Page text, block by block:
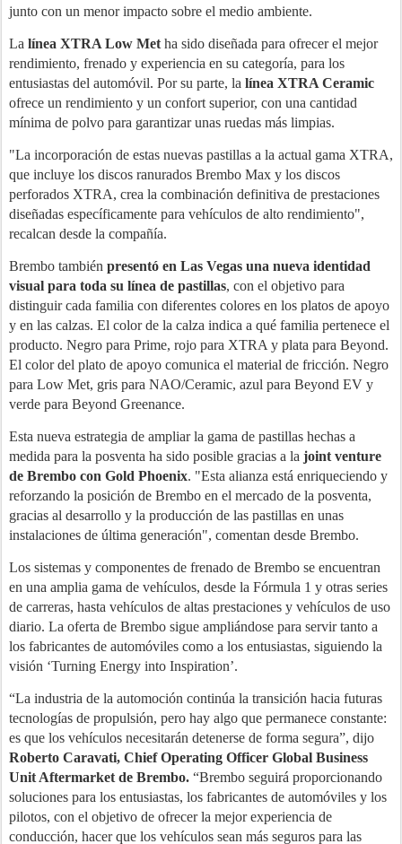
junto con un menor impacto sobre el medio ambiente.
La línea XTRA Low Met ha sido diseñada para ofrecer el mejor
rendimiento, frenado y experiencia en su categoría, para los
entusiastas del automóvil. Por su parte, la línea XTRA Ceramic
ofrece un rendimiento y un confort superior, con una cantidad
mínima de polvo para garantizar unas ruedas más limpias.
"La incorporación de estas nuevas pastillas a la actual gama XTRA,
que incluye los discos ranurados Brembo Max y los discos
perforados XTRA, crea la combinación definitiva de prestaciones
diseñadas específicamente para vehículos de alto rendimiento",
recalcan desde la compañía.
Brembo también presentó en Las Vegas una nueva identidad
visual para toda su línea de pastillas, con el objetivo para
distinguir cada familia con diferentes colores en los platos de apoyo
y en las calzas. El color de la calza indica a qué familia pertenece el
producto. Negro para Prime, rojo para XTRA y plata para Beyond.
El color del plato de apoyo comunica el material de fricción. Negro
para Low Met, gris para NAO/Ceramic, azul para Beyond EV y
verde para Beyond Greenance.
Esta nueva estrategia de ampliar la gama de pastillas hechas a
medida para la posventa ha sido posible gracias a la joint venture
de Brembo con Gold Phoenix. "Esta alianza está enriqueciendo y
reforzando la posición de Brembo en el mercado de la posventa,
gracias al desarrollo y la producción de las pastillas en unas
instalaciones de última generación", comentan desde Brembo.
Los sistemas y componentes de frenado de Brembo se encuentran
en una amplia gama de vehículos, desde la Fórmula 1 y otras series
de carreras, hasta vehículos de altas prestaciones y vehículos de uso
diario. La oferta de Brembo sigue ampliándose para servir tanto a
los fabricantes de automóviles como a los entusiastas, siguiendo la
visión ‘Turning Energy into Inspiration’.
“La industria de la automoción continúa la transición hacia futuras
tecnologías de propulsión, pero hay algo que permanece constante:
es que los vehículos necesitarán detenerse de forma segura”, dijo
Roberto Caravati, Chief Operating Officer Global Business
Unit Aftermarket de Brembo. “Brembo seguirá proporcionando
soluciones para los entusiastas, los fabricantes de automóviles y los
pilotos, con el objetivo de ofrecer la mejor experiencia de
conducción, hacer que los vehículos sean más seguros para las